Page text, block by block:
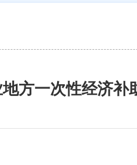
方一次性经济补